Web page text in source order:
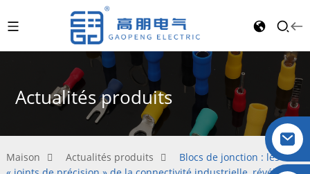
Actualités produits
Maison Actualités produits
Blocs de jonction : les